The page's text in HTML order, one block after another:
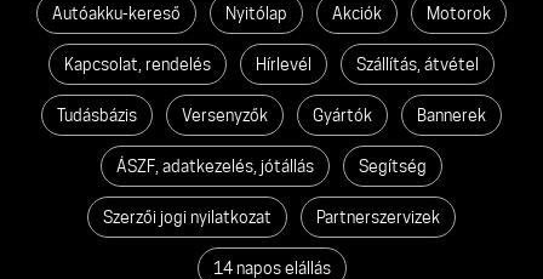
Autóakku-kereső Nyitólap Akciók Motorok
Kapcsolat, rendelés Hírlevél Szállítás, átvétel
Tudásbázis Versenyzők Gyártók Bannerek
ÁSZF, adatkezelés, jótállás Segítség
Szerzői jogi nyilatkozat Partnerszervizek
14 napos elállás